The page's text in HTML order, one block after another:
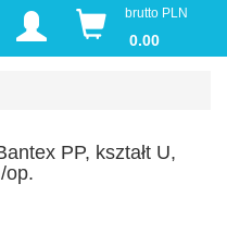
brutto PLN
0.00
PP, kształt U,
op.